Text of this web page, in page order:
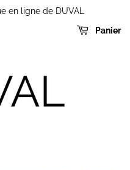
en ligne de DUVAL
Panier